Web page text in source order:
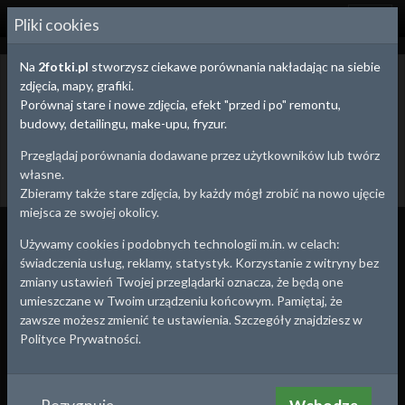
2FOTKI.PL
Wrocław,Dolnośląskie- stare zdjęcia i pocztówki
Poniżej znajdziesz stare zdjęcia z Twojej okolicy. Możesz wybrać się
na małą wycieczkę i wykonać zdjęcie współczesne tworząc
efektowne porównanie "przed i po" ze starym zdjęciem.
Dodaj stare zdjęcie Utwórz porównanie
Powrót
Pliki cookies
Na 2fotki.pl stworzysz ciekawe porównania nakładając na siebie
zdjęcia, mapy, grafiki.
Porównaj stare i nowe zdjęcia, efekt "przed i po" remontu,
budowy, detailingu, make-upu, fryzur.
Przeglądaj porównania dodawane przez użytkowników lub twórz
własne.
Zbieramy także stare zdjęcia, by każdy mógł zrobić na nowo ujęcie
miejsca ze swojej okolicy.
Używamy cookies i podobnych technologii m.in. w celach:
świadczenia usług, reklamy, statystyk. Korzystanie z witryny bez
zmiany ustawień Twojej przeglądarki oznacza, że będą one
umieszczane w Twoim urządzeniu końcowym. Pamiętaj, że
zawsze możesz zmienić te ustawienia. Szczegóły znajdziesz w
Polityce Prywatności.